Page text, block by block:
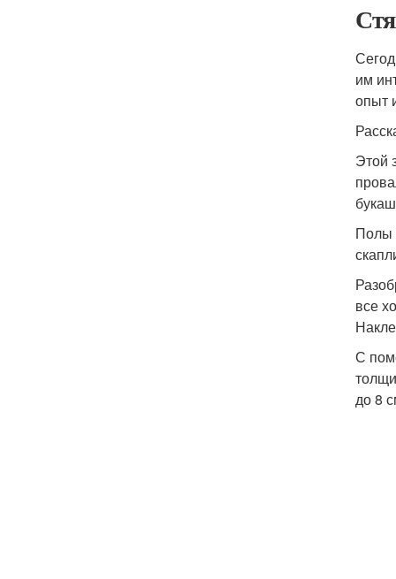
им
опыт
Этой
Полы
все
С
до 8